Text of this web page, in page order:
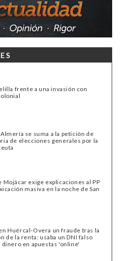
frente a una invasión con
Almería se suma a la petición de
de elecciones generales por la
Mojácar exige explicaciones al PP
masiva en la noche de San
Huércal-Overa un fraude tras la
de la renta: usaba un DNI falso
dinero en apuestas 'online'